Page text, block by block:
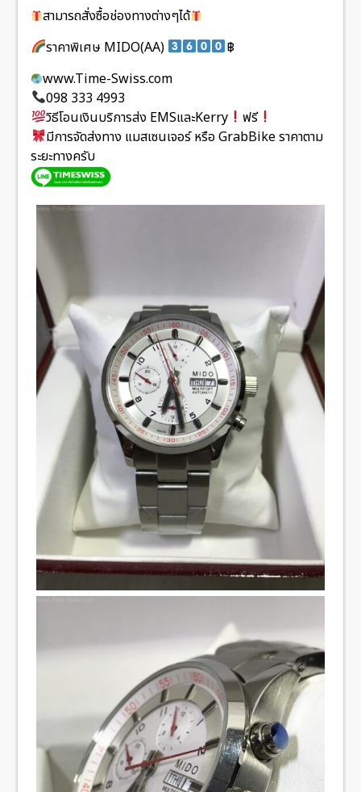
สามารถสั่งซื้อช่องทางต่างๆได้
ราคาพิเศษ MIDO(AA)
฿
www.Time-Swiss.com
098 333 4993
วิธีโอนเงินบริการส่ง EMSและKerry
ฟรี
มีการจัดส่งทาง แมสเซนเจอร์ หรือ GrabBike ราคาตาม
ระยะทางครับ